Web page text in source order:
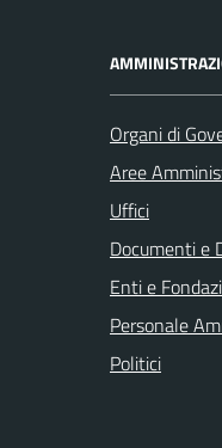
Organi di
Aree
Uffici
Documenti e
Enti e
Personale
Politici